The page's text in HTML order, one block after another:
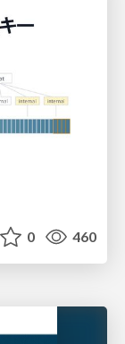
0 460